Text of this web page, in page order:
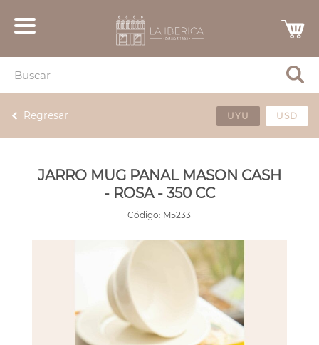
Regresar UYU USD
JARRO MUG PANAL MASON CASH
- ROSA - 350 CC
Código: M5233